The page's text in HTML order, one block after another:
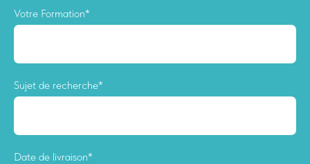
Votre Formation*
Sujet de recherche*
Date de livraison*